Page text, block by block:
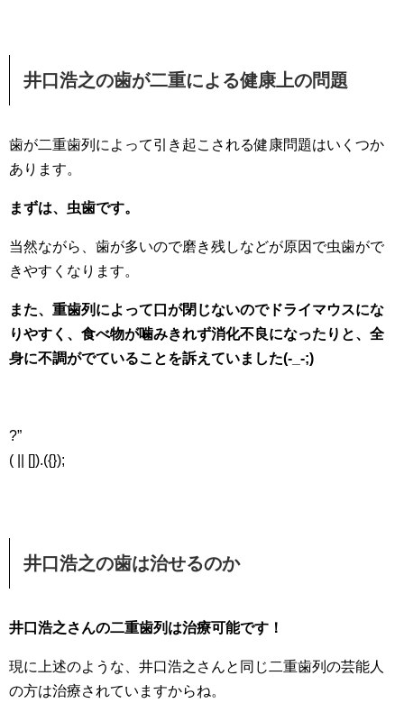
井口浩之の歯が二重による健康上の問題
歯が二重歯列によって引き起こされる健康問題はいくつか
あります。
まずは、虫歯です。
当然ながら、歯が多いので磨き残しなどが原因で虫歯がで
きやすくなります。
また、重歯列によって口が閉じないのでドライマウスにな
りやすく、食べ物が噛みきれず消化不良になったりと、全
身に不調がでていることを訴えていました(-_-;)
?”
( || []).({});
井口浩之の歯は治せるのか
井口浩之さんの二重歯列は治療可能です！
現に上述のような、井口浩之さんと同じ二重歯列の芸能人
の方は治療されていますからね。